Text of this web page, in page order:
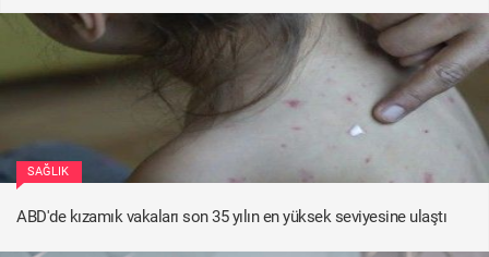
SAĞLIK
ABD'de kızamık vakaları son 35 yılın en yüksek seviyesine ulaştı